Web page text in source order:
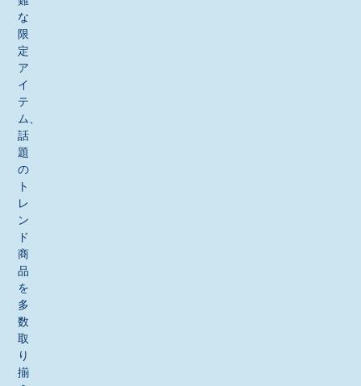
な
限
定
ア
イ
テ
ム、
話
題
の
ト
レ
ン
ド
商
品
を
多
数
取
り
揃